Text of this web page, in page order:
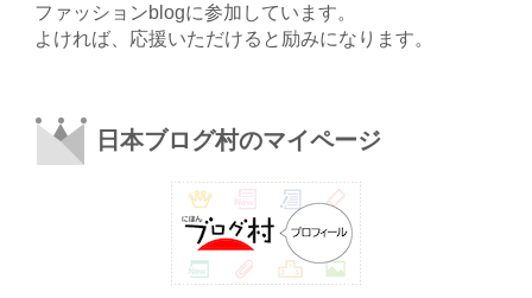
ファッションblogに参加しています。
よければ、応援いただけると励みになります。
日本ブログ村のマイページ